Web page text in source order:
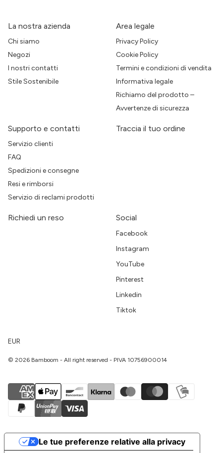
La nostra azienda
Chi siamo
Negozi
I nostri contatti
Stile Sostenibile
Area legale
Privacy Policy
Cookie Policy
Termini e condizioni di vendita
Informativa legale
Richiamo del prodotto –
Avvertenze di sicurezza
Supporto e contatti
Servizio clienti
FAQ
Spedizioni e consegne
Resi e rimborsi
Servizio di reclami prodotti
Traccia il tuo ordine
Richiedi un reso Social
Facebook
Instagram
YouTube
Pinterest
Linkedin
Tiktok
EUR
© 2026 Bamboom - All right reserved - PIVA 10756900014
Le tue preferenze relative alla privacy